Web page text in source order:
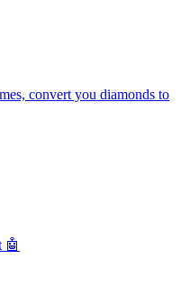
convert you diamonds to
🤖